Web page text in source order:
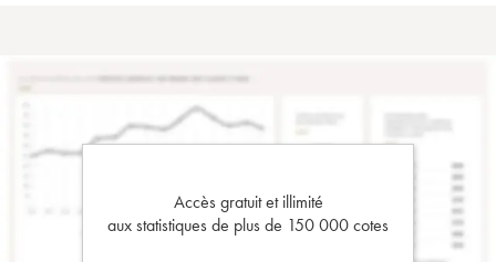
Accès gratuit et illimité
aux statistiques de plus de 150 000 cotes